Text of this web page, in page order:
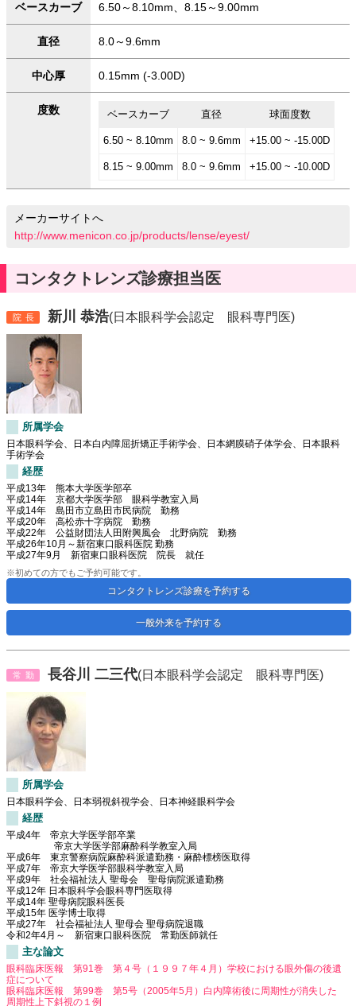
ベースカーブ 6.50～8.10mm、8.15～9.00mm
直径 8.0～9.6mm
中心厚 0.15mm (-3.00D)
度数 ベースカーブ 直径 球面度数
6.50 ~ 8.10mm 8.0 ~ 9.6mm +15.00 ~ -15.00D
8.15 ~ 9.00mm 8.0 ~ 9.6mm +15.00 ~ -10.00D
メーカーサイトへ
http://www.menicon.co.jp/products/lense/eyest/
コンタクトレンズ診療担当医
院長 新川 恭浩(日本眼科学会認定 眼科専門医)
所属学会
日本眼科学会、日本白内障屈折矯正手術学会、日本網膜硝子体学会、日本眼科
手術学会
経歴
平成13年 熊本大学医学部卒
平成14年 京都大学医学部 眼科学教室入局
平成14年 島田市立島田市民病院 勤務
平成20年 高松赤十字病院 勤務
平成22年 公益財団法人田附興風会 北野病院 勤務
平成26年10月～新宿東口眼科医院 勤務
平成27年9月 新宿東口眼科医院 院長 就任
※初めての方でもご予約可能です。
コンタクトレンズ診療を予約する
一般外来を予約する
常勤 長谷川 二三代(日本眼科学会認定 眼科専門医)
所属学会
日本眼科学会、日本弱視斜視学会、日本神経眼科学会
経歴
平成4年 帝京大学医学部卒業
帝京大学医学部麻酔科学教室入局
平成6年 東京警察病院麻酔科派遣勤務・麻酔標榜医取得
平成7年 帝京大学医学部眼科学教室入局
平成9年 社会福祉法人 聖母会 聖母病院派遣勤務
平成12年 日本眼科学会眼科専門医取得
平成14年 聖母病院眼科医長
平成15年 医学博士取得
平成27年 社会福祉法人 聖母会 聖母病院退職
令和2年4月～ 新宿東口眼科医院 常勤医師就任
主な論文
眼科臨床医報 第91巻 第４号（１９９７年４月）学校における眼外傷の後遺
症について
眼科臨床医報 第99巻 第5号（2005年5月）白内障術後に周期性が消失した
周期性上下斜視の１例